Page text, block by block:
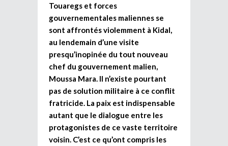
Touaregs et forces
gouvernementales maliennes se
sont affrontés violemment à Kidal,
au lendemain d’une visite
presqu’inopinée du tout nouveau
chef du gouvernement malien,
Moussa Mara. Il n’existe pourtant
pas de solution militaire à ce conflit
fratricide. La paix est indispensable
autant que le dialogue entre les
protagonistes de ce vaste territoire
voisin. C’est ce qu’ont compris les